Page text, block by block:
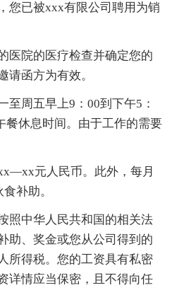
您已被xxx有限公司聘用为销
医院的医疗检查并确定您的
请函方为有效。
至周五早上9：00到下午5：
餐休息时间。由于工作的需要
元人民币。此外，每月
补助。
照中华人民共和国的相关法
助、奖金或您从公司得到的
所得税。您的工资具有私密
详情应当保密，且不得向任